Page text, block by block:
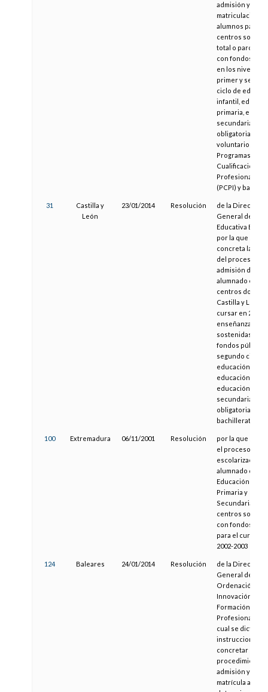
admisión y
matriculación
alumnos para
centros
total o
con fondos
en los niveles
primer y
ciclo de
infantil,
primaria,
secundaria
obligatoria,
voluntarios de
Programas de
Cualificación
Profesional
(PCPI) y
31
Castilla y
León
23/01/2014 Resolución
de la Dirección
General de
Educativa
por la que se
concreta la
del proceso de
admisión del
alumnado en los
centros
Castilla y León
cursar en 2014-
enseñanzas
sostenidas con
fondos
segundo ciclo
educación
educación
educación
secundaria
obligatoria o
bachillerato
100 Extremadura 06/11/2001 Resolución
por la que se
el proceso de
escolarización
alumnado de
Educación
Primaria y
Secundaria, en
centros
con fondos
para el curso
2002-2003
124 Baleares 24/01/2014 Resolución
de la Directora
General de
Ordenación,
Innovación y
Formación
Profesional por
cual se dictan
instrucciones
concretar el
procedimiento
admisión y de
matrícula a